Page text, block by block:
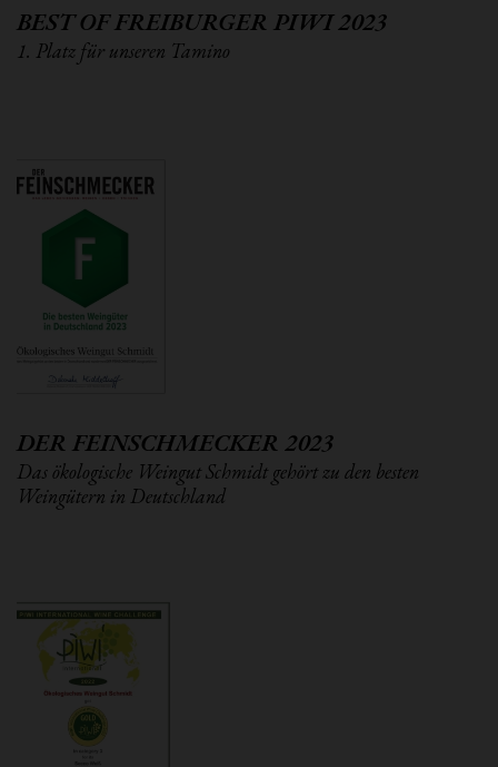
BEST OF FREIBURGER PIWI 2023
1. Platz für unseren Tamino
DER FEINSCHMECKER 2023
Das ökologische Weingut Schmidt gehört zu den besten
Weingütern in Deutschland